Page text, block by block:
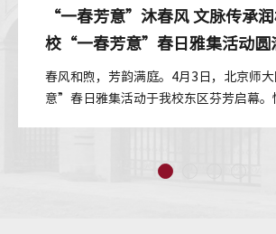
“一春芳意”沐春风 文脉传承
校“一春芳意”春日雅集活动圆
春风和煦，芳韵满庭。4月3日，北京师
意”春日雅集活动于我校东区芬芳启幕。